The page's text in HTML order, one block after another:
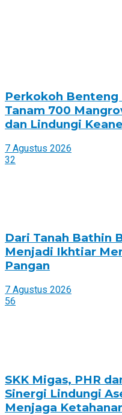
Perkokoh Benteng
Tanam 700
dan Lindungi
7 Agustus 2026
32
Dari Tanah Bathin
Menjadi Ikhtiar
Pangan
7 Agustus 2026
56
SKK Migas, PHR
Sinergi Lindungi
Menjaga